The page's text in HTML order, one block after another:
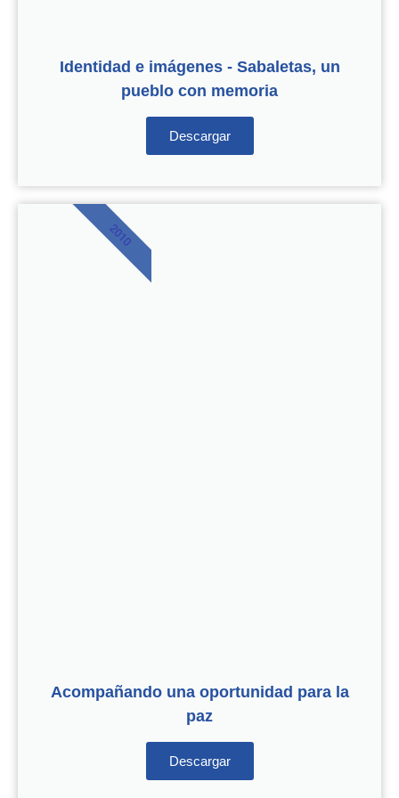
Identidad e imágenes - Sabaletas, un
pueblo con memoria
Descargar
Acompañando una oportunidad para la
paz
Descargar
2010